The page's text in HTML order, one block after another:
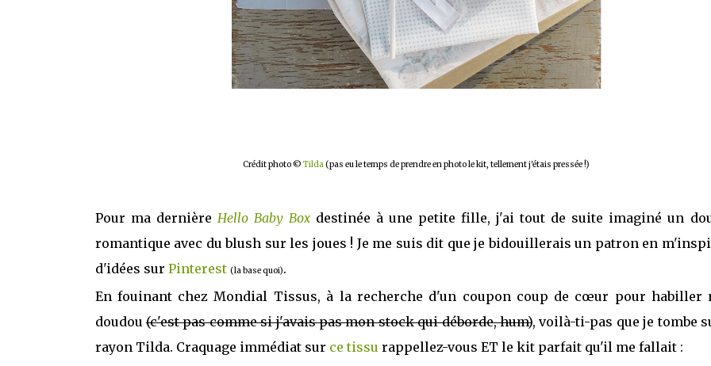
Crédit photo © Tilda(pas eu le temps de prendre en photo le kit, tellement j'étais pressée !)
Pour ma dernière Hello Baby Boxdestinée à une petite fille, j'ai tout de suite imaginé un
romantique avec du blush sur les joues ! Je me suis dit que je bidouillerais un patron en
d'idées sur Pinterest (la base quoi).
En fouinant chez Mondial Tissus, à la recherche d'un coupon coup de cœur pour habiller
doudou (c'est pas comme si j'avais pas mon stock qui déborde, hum), voilà-ti-pas que je tombe
rayon Tilda. Craquage immédiat sur ce tissu rappellez-vous ET le kit parfait qu'il me fallait :